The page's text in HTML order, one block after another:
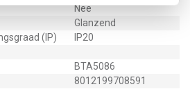
Nee
Glanzend
(IP)
IP20
BTA5086
8012199708591